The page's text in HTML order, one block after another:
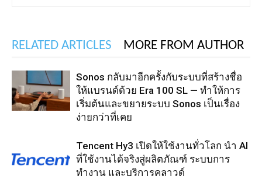
RELATED ARTICLES MORE FROM AUTHOR
Sonos กลับมาอีกครั้งกับระบบที่สร้างชื่อ
ให้แบรนด์ด้วย Era 100 SL — ทำให้การ
เริ่มต้นและขยายระบบ Sonos เป็นเรื่อง
ง่ายกว่าที่เคย
Tencent Hy3 เปิดให้ใช้งานทั่วโลก นำ AI
ที่ใช้งานได้จริงสู่ผลิตภัณฑ์ ระบบการ
ทำงาน และบริการคลาวด์